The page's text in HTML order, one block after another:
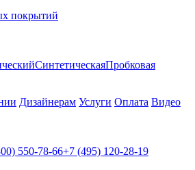
покрытий
СинтетическаяПробковая
Дизайнерам Услуги Оплата Видео
550-78-66+7 (495) 120-28-19